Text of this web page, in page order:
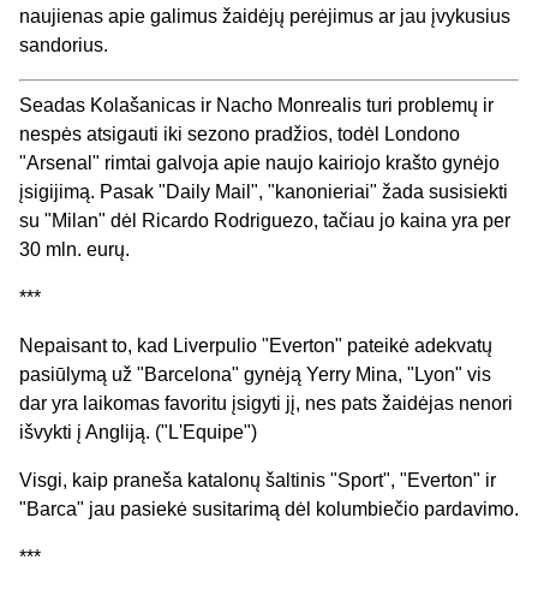
naujienas apie galimus žaidėjų perėjimus ar jau įvykusius
sandorius.
Seadas Kolašanicas ir Nacho Monrealis turi problemų ir
nespės atsigauti iki sezono pradžios, todėl Londono
"Arsenal" rimtai galvoja apie naujo kairiojo krašto gynėjo
įsigijimą. Pasak "Daily Mail", "kanonieriai" žada susisiekti
su "Milan" dėl Ricardo Rodriguezo, tačiau jo kaina yra per
30 mln. eurų.
***
Nepaisant to, kad Liverpulio "Everton" pateikė adekvatų
pasiūlymą už "Barcelona" gynėją Yerry Mina, "Lyon" vis
dar yra laikomas favoritu įsigyti jį, nes pats žaidėjas nenori
išvykti į Angliją. ("L'Equipe")
Visgi, kaip praneša katalonų šaltinis "Sport", "Everton" ir
"Barca" jau pasiekė susitarimą dėl kolumbiečio pardavimo.
***